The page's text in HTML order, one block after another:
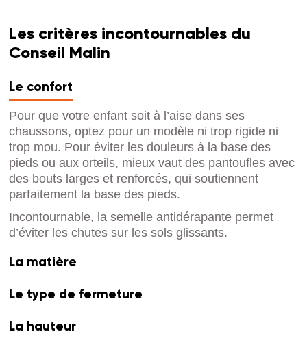
Les critères incontournables du
Conseil Malin
Le confort
Pour que votre enfant soit à l’aise dans ses
chaussons, optez pour un modèle ni trop rigide ni
trop mou. Pour éviter les douleurs à la base des
pieds ou aux orteils, mieux vaut des pantoufles avec
des bouts larges et renforcés, qui soutiennent
parfaitement la base des pieds.
Incontournable, la semelle antidérapante permet
d’éviter les chutes sur les sols glissants.
La matière
Le type de fermeture
La hauteur